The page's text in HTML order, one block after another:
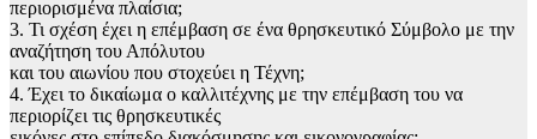
περιορισμένα πλαίσια;
3. Τι σχέση έχει η επέμβαση σε ένα θρησκευτικό Σύμβολο με την
αναζήτηση του Απόλυτου
και του αιωνίου που στοχεύει η Τέχνη;
4. Έχει το δικαίωμα ο καλλιτέχνης με την επέμβαση του να
περιορίζει τις θρησκευτικές